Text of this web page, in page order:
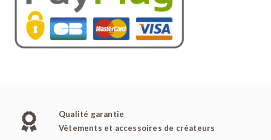
Qualité garantie
Vêtements et accessoires de créateurs